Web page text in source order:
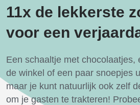
11x de lekkerste
voor een
Een schaaltje met chocolaatjes,
de winkel of een paar snoepjes
maar je kunt natuurlijk ook zelf
om je gasten te trakteren!